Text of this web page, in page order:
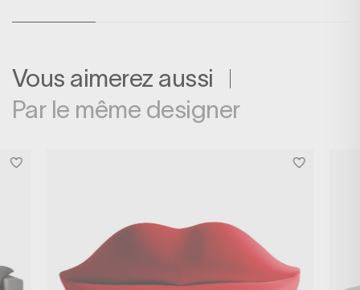
Vous aimerez aussi
Par le même designer